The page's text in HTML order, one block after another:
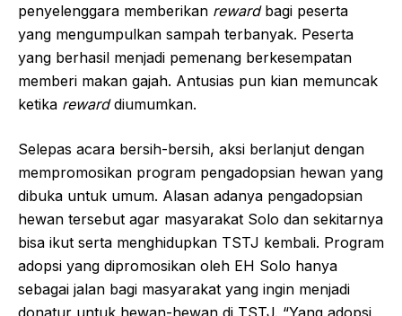
penyelenggara memberikan rewardbagi peserta
yang mengumpulkan sampah terbanyak. Peserta
yang berhasil menjadi pemenang berkesempatan
memberi makan gajah. Antusias pun kian memuncak
ketika rewarddiumumkan.
Selepas acara bersih-bersih, aksi berlanjut dengan
mempromosikan program pengadopsian hewan yang
dibuka untuk umum. Alasan adanya pengadopsian
hewan tersebut agar masyarakat Solo dan sekitarnya
bisa ikut serta menghidupkan TSTJ kembali. Program
adopsi yang dipromosikan oleh EH Solo hanya
sebagai jalan bagi masyarakat yang ingin menjadi